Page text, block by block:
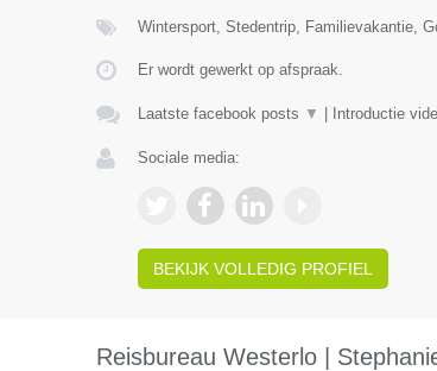
Wintersport, Stedentrip, Familievakantie,
Er wordt gewerkt op afspraak.
Laatste facebook posts ▼ Introductie
Sociale media:
BEKIJK VOLLEDIG PROFIEL
Reisbureau Westerlo |